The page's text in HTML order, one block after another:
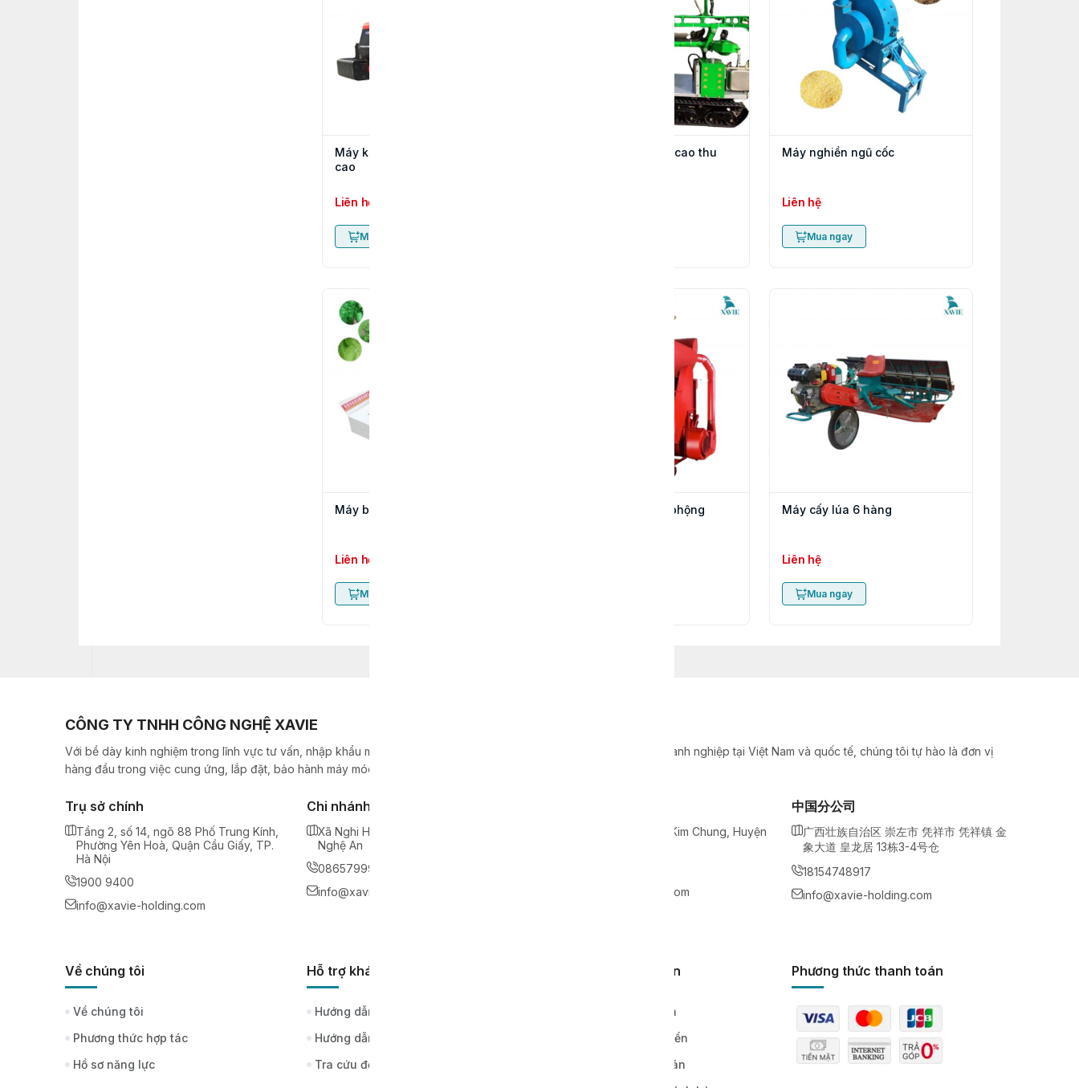
Máy kéo nông trại công suất
cao
Liên hệ
Mua ngay
Máy rung cây tốc độ cao thu
Máy nghiền ngũ cốc
Liên hệ
Mua ngay
Máy băm cỏ và thức ăn gia súc
Liên hệ
Mua ngay
Máy bóc vỏ lạc/đậu phộng Máy cấy lúa 6 hàng
Liên hệ
Mua ngay
CÔNG TY TNHH CÔNG NGHỆ XAVIE
Với bề dày kinh nghiệm trong lĩnh vực tư vấn, nhập khẩu máy móc, dây chuyền, thiết bị sản xuất cho hàng nghìn doanh nghiệp tại Việt Nam và quốc tế, chúng tôi tự hào là đơn vị
hàng đầu trong việc cung ứng, lắp đặt, bảo hành máy móc hàng đầu tại Việt Nam.
Trụ sở chính
Tầng 2, số 14, ngõ 88 Phố Trung Kính,
Phường Yên Hoà, Quận Cầu Giấy, TP.
Hà Nội
1900 9400
info@xavie-holding.com
Chi nhánh Nghệ An
Xã Nghi Hoa, Huyện Nghi Lộc, Tỉnh
Nghệ An
0865799938
info@xavie-holding.com
Lô 2, KCN Lai Xá, Xã Kim Chung, Huyện
info@xavie-holding.com
中国分公司
广西壮族自治区 崇左市 凭祥市 凭祥镇 金
象大道 皇龙居 13栋3-4号仓
18154748917
info@xavie-holding.com
Về chúng tôi
Về chúng tôi
Phương thức hợp tác
Hồ sơ năng lực
Hỗ trợ khách hàng
Hướng dẫn đặt hàng
Hướng dẫn thanh toán
Tra cứu đơn hàng
Quy định, điều khoản
Chính sách bảo hành
Chính sách vận chuyển
Chính sách thanh toán
Phương thức thanh toán